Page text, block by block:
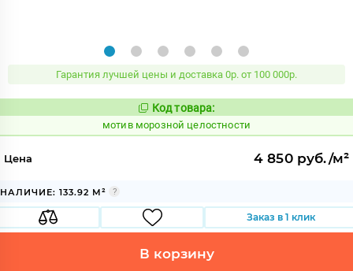
Гарантия лучшей цены и доставка 0р. от 100 000р.
Код:
1038743
Код товара:
мотив морозной целостности
Цена 4 850 руб./м²
НАЛИЧИЕ: 133.92 М²
Заказ в 1 клик
В корзину